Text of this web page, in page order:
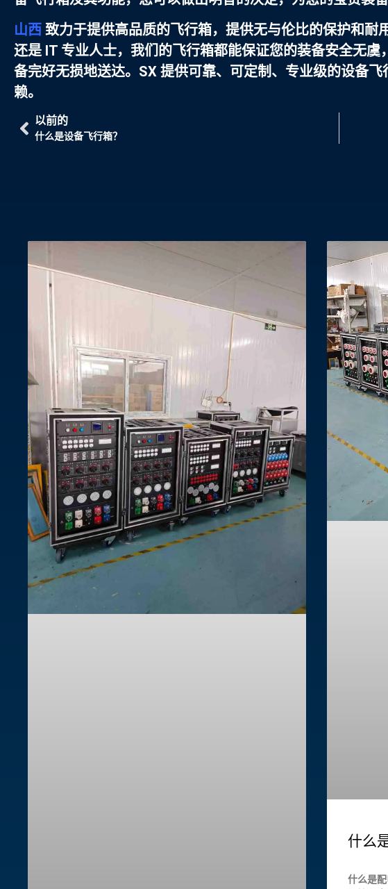
山西 致力于提供高品质的飞行箱，提供无与伦比的保护和耐
还是 IT 专业人士，我们的飞行箱都能保证您的装备安全无
备完好无损地送达。SX 提供可靠、可定制、专业级的设备
赖。
以前的
什么是设备飞行箱？
什么
什么是